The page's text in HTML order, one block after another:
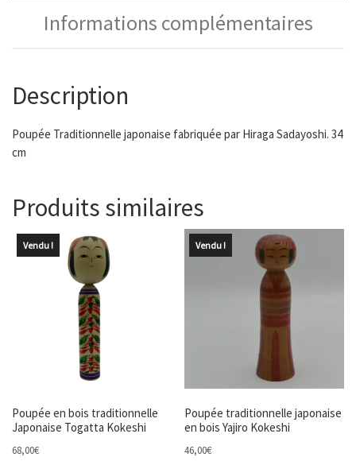
Informations complémentaires
Description
Poupée Traditionnelle japonaise fabriquée par Hiraga Sadayoshi. 34
cm
Produits similaires
Vendu !
Poupée en bois traditionnelle
Japonaise Togatta Kokeshi
68,00€
Vendu !
Poupée traditionnelle japonaise
en bois Yajiro Kokeshi
46,00€